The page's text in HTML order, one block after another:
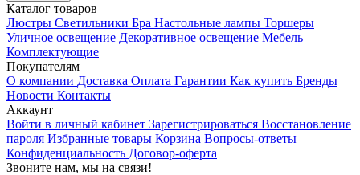
Каталог товаров
Люстры Светильники Бра Настольные лампы Торшеры
Уличное освещение Декоративное освещение Мебель
Комплектующие
Покупателям
О компании Доставка Оплата Гарантии Как купить Бренды
Новости Контакты
Аккаунт
Войти в личный кабинет Зарегистрироваться Восстановление
пароля Избранные товары Корзина Вопросы-ответы
Конфиденциальность Договор-оферта
Звоните нам, мы на связи!